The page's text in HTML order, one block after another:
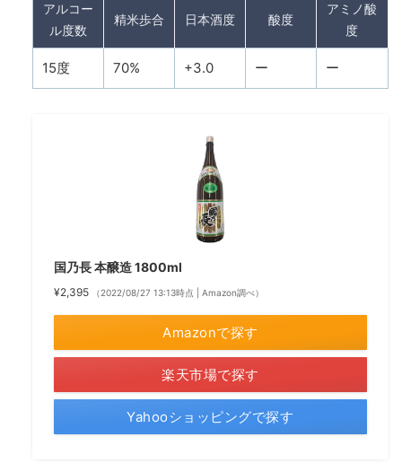
アルコー
ル度数
精米歩合 日本酒度 酸度
アミノ酸
度
15度 70% +3.0 ー ー
国乃長 本醸造 1800ml
¥2,395 （2022/08/27 13:13時点 | Amazon調べ）
Amazonで探す
楽天市場で探す
Yahooショッピングで探す